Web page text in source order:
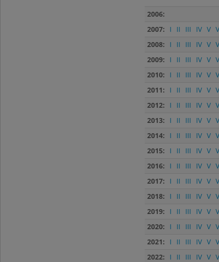
2006:
2007:
I II III IV V
2008:
I II III IV V
2009:
I II III IV V
2010:
I II III IV V
2011:
I II III IV V
2012:
I II III IV V
2013:
I II III IV V
2014:
I II III IV V
2015:
I II III IV V
2016:
I II III IV V
2017:
I II III IV V
2018:
I II III IV V
2019:
I II III IV V
2020:
I II III IV V
2021:
I II III IV V
2022:
I II III IV V